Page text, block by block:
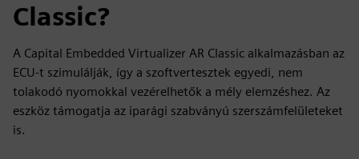
Classic?
A Capital Embedded Virtualizer AR Classic alkalmazásban az
ECU-t szimulálják, így a szoftvertesztek egyedi, nem
tolakodó nyomokkal vezérelhetők a mély elemzéshez. Az
eszköz támogatja az iparági szabványú szerszámfelületeket
is.